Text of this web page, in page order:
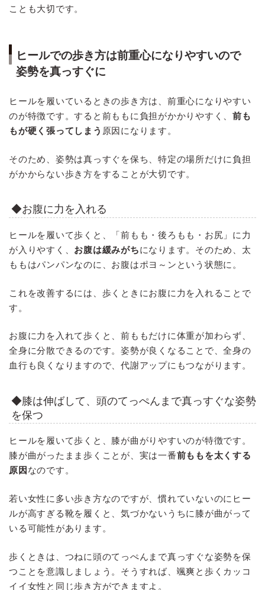
ことも大切です。
ヒールでの歩き方は前重心になりやすいので
姿勢を真っすぐに
ヒールを履いているときの歩き方は、前重心になりやすい
のが特徴です。すると前ももに負担がかかりやすく、前も
もが硬く張ってしまう 原因になります。
そのため、姿勢は真っすぐを保ち、特定の場所だけに負担
がかからない歩き方をすることが大切です。
◆お腹に力を入れる
ヒールを履いて歩くと、「前もも・後ろもも・お尻」に力
が入りやすく、 お腹は緩みがちになります。そのため、太
ももはパンパンなのに、お腹はポヨ～ンという状態に。
これを改善するには、歩くときにお腹に力を入れることで
す。
お腹に力を入れて歩くと、前ももだけに体重が加わらず、
全身に分散できるのです。姿勢が良くなることで、全身の
血行も良くなりますので、代謝アップにもつながります。
◆膝は伸ばして、頭のてっぺんまで真っすぐな姿勢
を保つ
ヒールを履いて歩くと、膝が曲がりやすいのが特徴です。
膝が曲がったまま歩くことが、実は一番前ももを太くする
原因 なのです。
若い女性に多い歩き方なのですが、慣れていないのにヒー
ルが高すぎる靴を履くと、気づかないうちに膝が曲がって
いる可能性があります。
歩くときは、つねに頭のてっぺんまで真っすぐな姿勢を保
つことを意識しましょう。そうすれば、颯爽と歩くカッコ
イイ女性と同じ歩き方ができますよ。